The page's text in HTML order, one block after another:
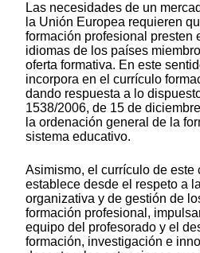
Las necesidades de un
la Unión Europea requieren
formación profesional presten
idiomas de los países
oferta formativa. En este
incorpora en el currículo
dando respuesta a lo
1538/2006, de 15 de
la ordenación general de la
sistema educativo.
Asimismo, el currículo de este
establece desde el respeto a
organizativa y de gestión de
formación profesional,
equipo del profesorado y el
formación, investigación e